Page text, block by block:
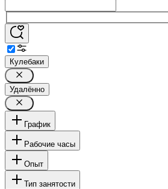
Кулебаки
Удалённо
График
Рабочие часы
Опыт
Тип занятости